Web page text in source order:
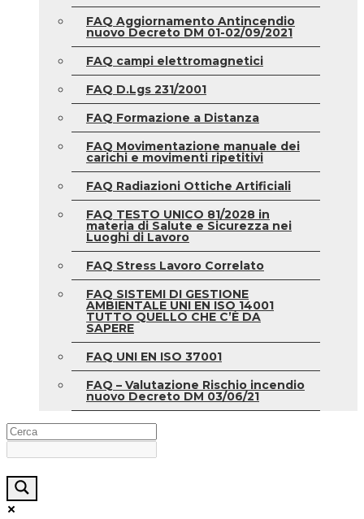
FAQ Aggiornamento Antincendio
nuovo Decreto DM 01-02/09/2021
FAQ campi elettromagnetici
FAQ D.Lgs 231/2001
FAQ Formazione a Distanza
FAQ Movimentazione manuale dei
carichi e movimenti ripetitivi
FAQ Radiazioni Ottiche Artificiali
FAQ TESTO UNICO 81/2028 in
materia di Salute e Sicurezza nei
Luoghi di Lavoro
FAQ Stress Lavoro Correlato
FAQ SISTEMI DI GESTIONE
AMBIENTALE UNI EN ISO 14001
TUTTO QUELLO CHE C’È DA
SAPERE
FAQ UNI EN ISO 37001
FAQ – Valutazione Rischio incendio
nuovo Decreto DM 03/06/21